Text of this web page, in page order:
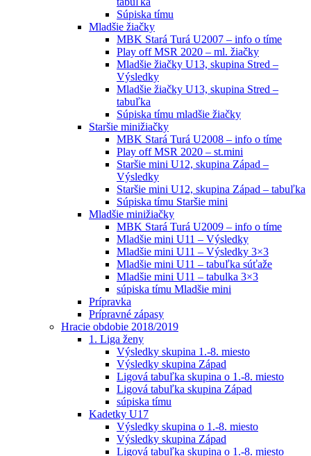
Súpiska tímu
Mladšie žiačky
MBK Stará Turá U2007 – info o tíme
Play off MSR 2020 – ml. žiačky
Mladšie žiačky U13, skupina Stred –
Výsledky
Mladšie žiačky U13, skupina Stred –
tabuľka
Súpiska tímu mladšie žiačky
Staršie minižiačky
MBK Stará Turá U2008 – info o tíme
Play off MSR 2020 – st.mini
Staršie mini U12, skupina Západ –
Výsledky
Staršie mini U12, skupina Západ – tabuľka
Súpiska tímu Staršie mini
Mladšie minižiačky
MBK Stará Turá U2009 – info o tíme
Mladšie mini U11 – Výsledky
Mladšie mini U11 – Výsledky 3×3
Mladšie mini U11 – tabuľka súťaže
Mladšie mini U11 – tabulka 3×3
súpiska tímu Mladšie mini
Prípravka
Prípravné zápasy
Hracie obdobie 2018/2019
1. Liga ženy
Výsledky skupina 1.-8. miesto
Výsledky skupina Západ
Ligová tabuľka skupina o 1.-8. miesto
Ligová tabuľka skupina Západ
súpiska tímu
Kadetky U17
Výsledky skupina o 1.-8. miesto
Výsledky skupina Západ
Ligová tabuľka skupina o 1.-8. miesto